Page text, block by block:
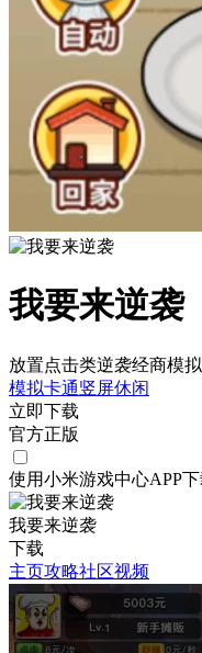
我要来逆袭
放置点击类逆袭经商模
模拟卡通竖屏休闲
立即下载
官方正版
使用小米游戏中心APP
我要来逆袭
下载
主页攻略社区视频